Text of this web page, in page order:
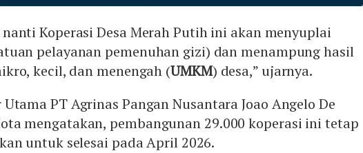
nanti Koperasi Desa Merah Putih ini akan menyuplai
pelayanan pemenuhan gizi) dan menampung hasil
kecil, dan menengah (UMKM) desa,” ujarnya.
PT Agrinas Pangan Nusantara Joao Angelo De
mengatakan, pembangunan 29.000 koperasi ini tetap
untuk selesai pada April 2026.